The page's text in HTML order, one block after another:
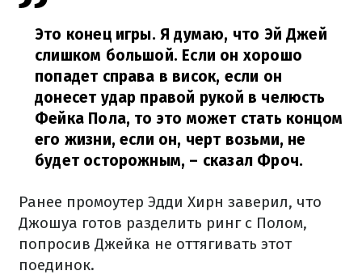
Это конец игры. Я думаю, что Эй Джей
слишком большой. Если он хорошо
попадет справа в висок, если он
донесет удар правой рукой в челюсть
Фейка Пола, то это может стать концом
его жизни, если он, черт возьми, не
будет осторожным, – сказал Фроч.
Ранее промоутер Эдди Хирн заверил, что
Джошуа готов разделить ринг с Полом,
попросив Джейка не оттягивать этот
поединок.